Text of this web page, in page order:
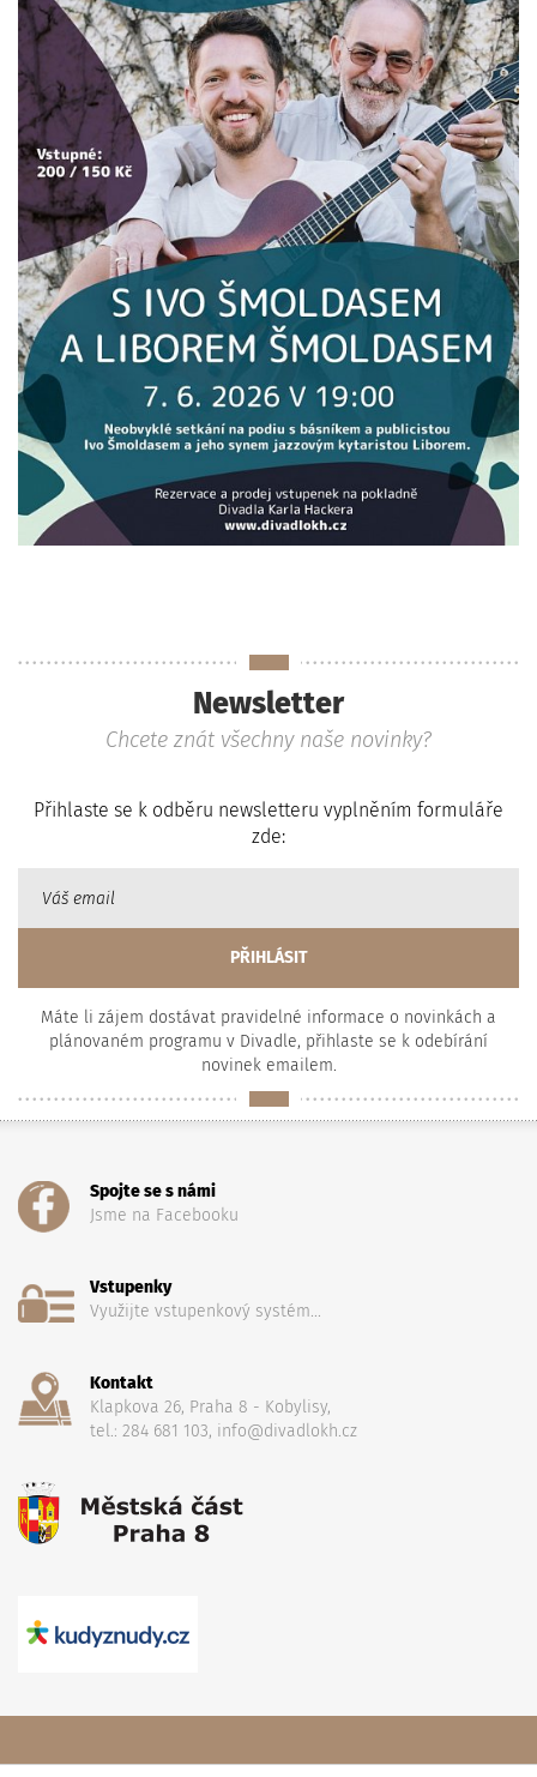
Newsletter
Chcete znát všechny naše novinky?
Přihlaste se k odběru newsletteru vyplněním formuláře
zde:
Máte li zájem dostávat pravidelné informace o novinkách a
plánovaném programu v Divadle, přihlaste se k odebírání
novinek emailem.
Spojte se s námi
Jsme na Facebooku
Vstupenky
Využijte vstupenkový systém...
Kontakt
Klapkova 26, Praha 8 - Kobylisy,
tel.: 284 681 103, info@divadlokh.cz